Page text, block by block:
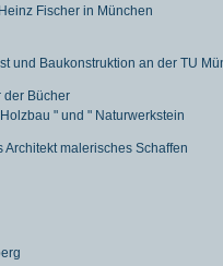
Fischer in München
und Baukonstruktion an der TU
der Bücher
" und " Naturwerkstein
Architekt malerisches Schaffen